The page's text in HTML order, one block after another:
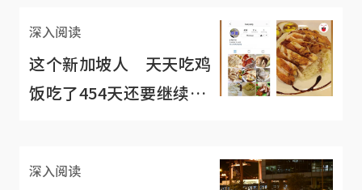
深入阅读
这个新加坡人 天天吃鸡
饭吃了454天还要继续吃
深入阅读